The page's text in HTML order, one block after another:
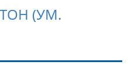
(УМ.